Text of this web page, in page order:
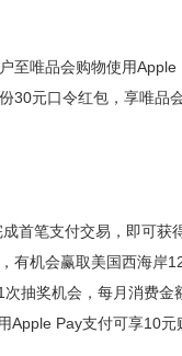
唯品会购物使用Apple
30元口令红包，享唯品
笔支付交易，即可获
有机会赢取美国西海岸
抽奖机会，每月消费
Apple Pay支付可享10